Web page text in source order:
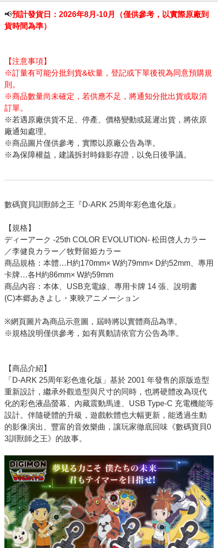
📢預計發貨日：2026年8月-10月（僅供參考，以實際原廠到
貨時間為準）
【注意事項】
※訂量有可能分批到貨&砍量，登記或下單後視為同意預購規
則。
※商品數量尚未確定，若供應不足，將通知分批出貨或取消
訂單。
※若遇原廠供貨不足、停產、價格變動或延遲出貨，將依原
廠通知處理。
※商品圖片僅供參考，實際以原廠公告為準。
※為保障權益，建議拆封時錄影存證，以免日後爭議。
數碼寶貝訓獸師之王『D-ARK 25周年彩色進化版』
【規格】
ディーアーク -25th COLOR EVOLUTION- 松田啓人カラー
／李健良カラー／牧野留姫カラー
商品規格：本體…H約170mm× W約79mm× D約52mm、專用
卡牌…各H約86mm× W約59mm
商品內容：本体、USB充電線、專用卡牌 14 張、說明書
(C)本郷あきよし・東映アニメーション
※網頁圖片為商品示意圖，屆時將以實體商品為準。
※規格說明僅供參考，如有異動請依官方公告為準。
【商品介紹】
「D-ARK 25周年彩色進化版」基於 2001 年發售的原版造型
重新設計，繼承外觀造型與尺寸的同時，也將硬體改為現代
化的彩色液晶螢幕、內藏震動馬達、USB Type-C 充電機能等
設計。伴隨硬體的升級，遊戲軟體也大幅更新，能透過生動
的影像演出、豐富的音效樂曲，讓玩家徹底回味《數碼寶貝0
3訓獸師之王》的故事。